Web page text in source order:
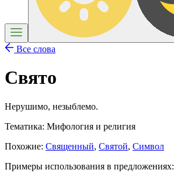
Все слова
Свято
Нерушимо, незыблемо.
Тематика: Мифология и религия
Похожие: Священный, Святой, Символ
Примеры использования в предложениях: